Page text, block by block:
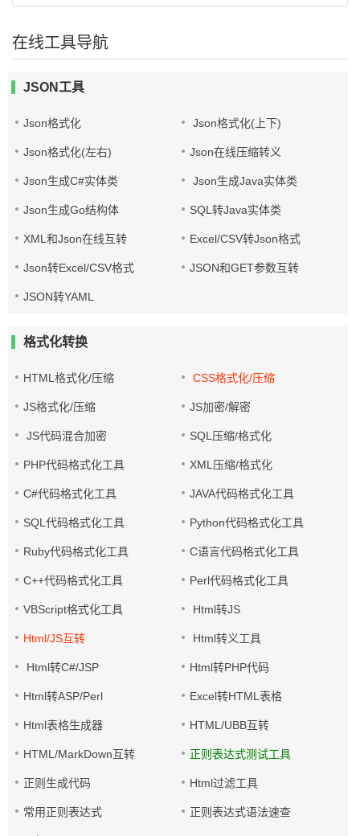
在线工具导航
JSON工具
Json格式化 Json格式化(上下)
Json格式化(左右) Json在线压缩转义
Json生成C#实体类 Json生成Java实体类
Json生成Go结构体 SQL转Java实体类
XML和Json在线互转 Excel/CSV转Json格式
Json转Excel/CSV格式 JSON和GET参数互转
JSON转YAML
格式化转换
HTML格式化/压缩 CSS格式化/压缩
JS格式化/压缩 JS加密/解密
JS代码混合加密 SQL压缩/格式化
PHP代码格式化工具 XML压缩/格式化
C#代码格式化工具 JAVA代码格式化工具
SQL代码格式化工具 Python代码格式化工具
Ruby代码格式化工具 C语言代码格式化工具
C++代码格式化工具 Perl代码格式化工具
VBScript格式化工具 Html转JS
Html/JS互转 Html转义工具
Html转C#/JSP Html转PHP代码
Html转ASP/Perl Excel转HTML表格
Html表格生成器 HTML/UBB互转
HTML/MarkDown互转 正则表达式测试工具
正则生成代码 Html过滤工具
常用正则表达式 正则表达式语法速查